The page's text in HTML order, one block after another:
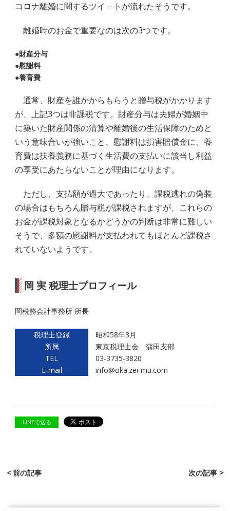
コロナ離婚に関するツイ－トが流れたそうです。
離婚時のお金で重要なのは次の3つです。
●財産分与
●慰謝料
●養育費
通常、財産を誰かからもらうと贈与税がかかります
が、上記3つは非課税です。財産分与は夫婦が婚姻中
に築いた財産関係の清算や離婚後の生活保障のためと
いう意味合いが強いこと、慰謝料は損害賠償金に、養
育費は扶養義務に基づく生活費の支払いに該当し利益
の享受にあたらないことが理由になります。
ただし、支払額が過大であったり、課税逃れの偽装
の場合はもちろん贈与税が課税されますが、これらの
お金が課税対象となるかどうかの判断は非常に難しい
そうで、多額の慰謝料が支払われてもほとんど課税さ
れていないようです。
岡 実 税理士プロフィール
岡税務会計事務所 所長
税理士登録
昭和58年3月
所属
東京税理士会 蒲田支部
TEL
03-3735-3820
E-mail
info@oka.zei-mu.com
LINEで送る
< 前の記事 次の記事 >